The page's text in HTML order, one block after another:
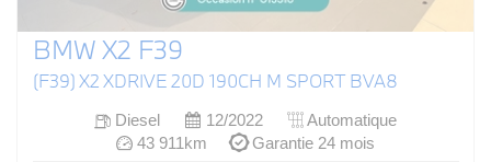
BMW X2 F39
(F39) X2 XDRIVE 20D 190CH M SPORT BVA8
Diesel 12/2022
Automatique
43 911km
Garantie 24 mois